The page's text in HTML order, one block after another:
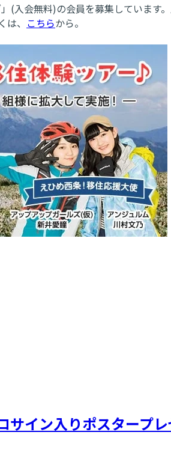
(入会無料)の会員を募集していま
、 こちらから。
サイン入りポスタープ